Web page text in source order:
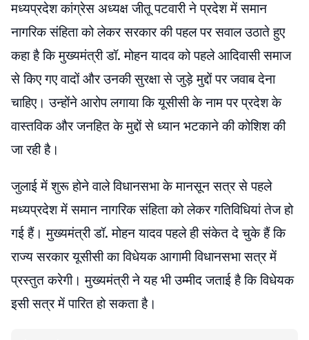
मध्यप्रदेश कांग्रेस अध्यक्ष जीतू पटवारी ने प्रदेश में समान
नागरिक संहिता को लेकर सरकार की पहल पर सवाल उठाते हुए
कहा है कि मुख्यमंत्री डॉ. मोहन यादव को पहले आदिवासी समाज
से किए गए वादों और उनकी सुरक्षा से जुड़े मुद्दों पर जवाब देना
चाहिए। उन्होंने आरोप लगाया कि यूसीसी के नाम पर प्रदेश के
वास्तविक और जनहित के मुद्दों से ध्यान भटकाने की कोशिश की
जा रही है।
जुलाई में शुरू होने वाले विधानसभा के मानसून सत्र से पहले
मध्यप्रदेश में समान नागरिक संहिता को लेकर गतिविधियां तेज हो
गई हैं। मुख्यमंत्री डॉ. मोहन यादव पहले ही संकेत दे चुके हैं कि
राज्य सरकार यूसीसी का विधेयक आगामी विधानसभा सत्र में
प्रस्तुत करेगी। मुख्यमंत्री ने यह भी उम्मीद जताई है कि विधेयक
इसी सत्र में पारित हो सकता है।